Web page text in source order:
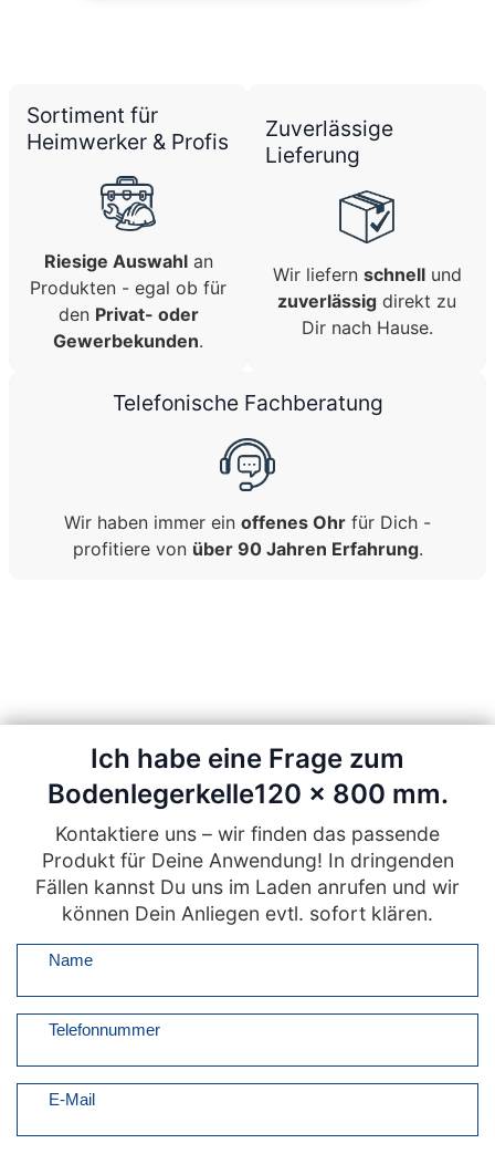
Sortiment für
Heimwerker & Profis
Riesige Auswahlan
Produkten - egal ob für
den Privat- oder
Gewerbekunden.
Zuverlässige
Lieferung
Wir liefern schnellund
zuverlässig direkt zu
Dir nach Hause.
Telefonische Fachberatung
Wir haben immer ein offenes Ohr für Dich -
profitiere von über 90 Jahren Erfahrung.
Ich habe eine Frage zum
Bodenlegerkelle120 x 800 mm.
Kontaktiere uns – wir finden das passende
Produkt für Deine Anwendung! In dringenden
Fällen kannst Du uns im Laden anrufen und wir
können Dein Anliegen evtl. sofort klären.
Name
Telefonnummer
E-Mail